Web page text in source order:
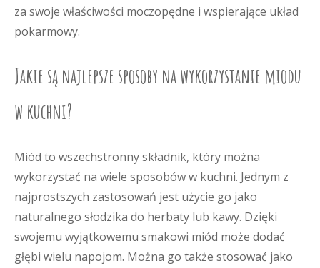
za swoje właściwości moczopędne i wspierające układ
pokarmowy.
Jakie są najlepsze sposoby na wykorzystanie miodu
w kuchni?
Miód to wszechstronny składnik, który można
wykorzystać na wiele sposobów w kuchni. Jednym z
najprostszych zastosowań jest użycie go jako
naturalnego słodzika do herbaty lub kawy. Dzięki
swojemu wyjątkowemu smakowi miód może dodać
głębi wielu napojom. Można go także stosować jako